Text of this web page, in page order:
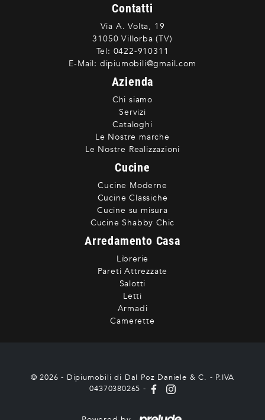
Contatti
Via A. Volta, 19
31050 Villorba (TV)
Tel: 0422-910311
E-Mail: dipiumobili@gmail.com
Azienda
Chi siamo
Servizi
Cataloghi
Le Nostre marche
Le Nostre Realizzazioni
Cucine
Cucine Moderne
Cucine Classiche
Cucine su misura
Cucine Shabby Chic
Arredamento Casa
Librerie
Pareti Attrezzate
Salotti
Letti
Armadi
Camerette
© 2026 - Dipiumobili di Dal Poz Daniele & C. - P.IVA
04370380265 -